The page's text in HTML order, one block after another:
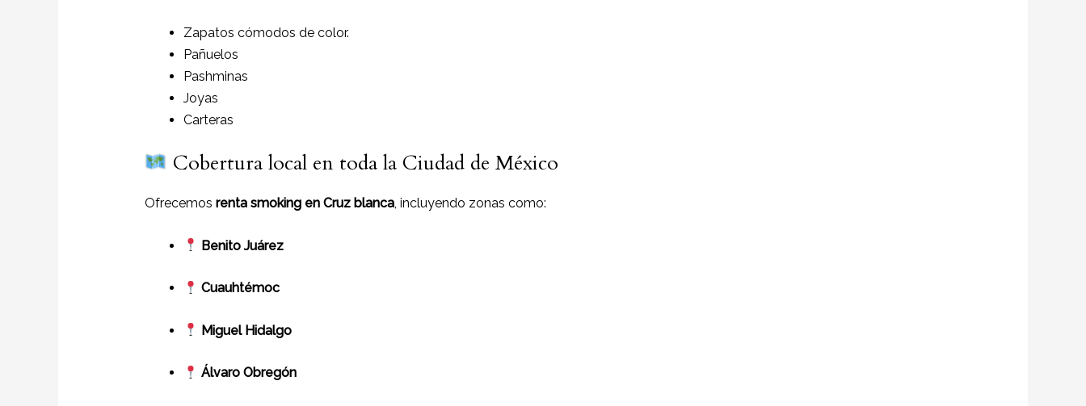
Zapatos cómodos de color.
Pañuelos
Pashminas
Joyas
Carteras
Cobertura local en toda la Ciudad de México
Ofrecemos renta smoking en Cruz blanca, incluyendo zonas como:
Benito Juárez
Cuauhtémoc
Miguel Hidalgo
Álvaro Obregón